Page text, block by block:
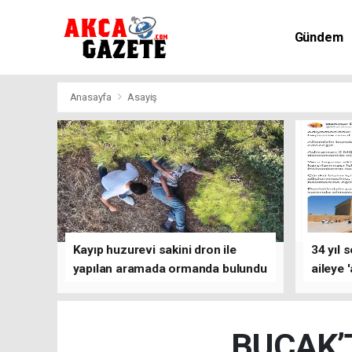
Gündem
Anasayfa Asayiş
Kayıp huzurevi sakini dron ile
yapılan aramada ormanda bulundu
34 yıl
aileye